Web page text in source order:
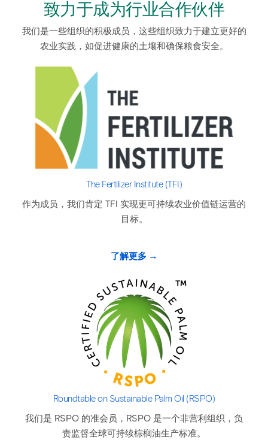
致力于成为行业合作伙伴
我们是一些组织的积极成员，这些组织致力于建立更好的
农业实践，如促进健康的土壤和确保粮食安全。
The Fertilizer Institute (TFI)
作为成员，我们肯定 TFI 实现更可持续农业价值链运营的
目标。
了解更多
Roundtable on Sustainable Palm Oil (RSPO)
我们是 RSPO 的准会员，RSPO 是一个非营利组织，负
责监督全球可持续棕榈油生产标准。